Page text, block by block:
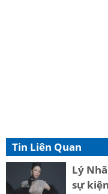
Tin Liên Quan
Lý
sự kiện